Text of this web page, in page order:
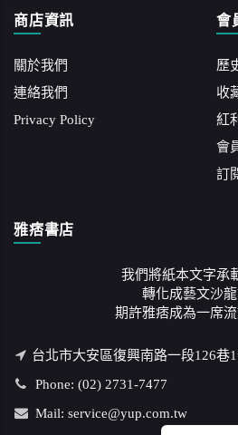
商店資訊
關於我們
連絡我們
Privacy Policy
會
歷
收
紅
會
訂
雅痞書店
我們將紙本文字承
轉化成藝文沙
期許雅痞成為一席
台北市大安區復興南路一段126巷
Phone: (02) 2731-7477
Mail: service@yup.com.tw